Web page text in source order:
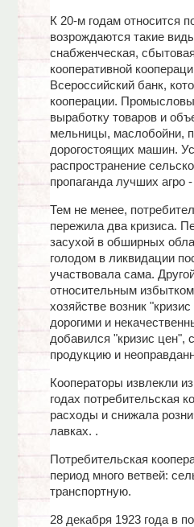
К 20-м годам относится
возрождаются такие
снабженческая,
кооперативной
Всероссийский банк,
кооперации.
выработку товаров и
мельницы, маслобойни,
дорогостоящих машин.
распространение
пропаганда лучших агро
Тем не менее,
пережила два кризиса.
засухой в обширных
голодом в ликвидации
участвовала сама.
относительным
хозяйстве возник
дорогими и
добавился "кризис цен",
продукцию и
Кооператоры извлекли
годах потребительская
расходы и снижала
лавках. .
Потребительская
период много ветвей:
транспортную.
28 декабря 1923 года в